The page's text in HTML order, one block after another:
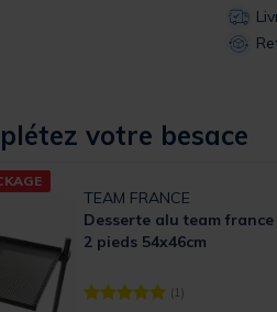
votre besace
TEAM FRANCE
Desserte alu team france
2 pieds 54x46cm
[object Object] out of 5
(1)